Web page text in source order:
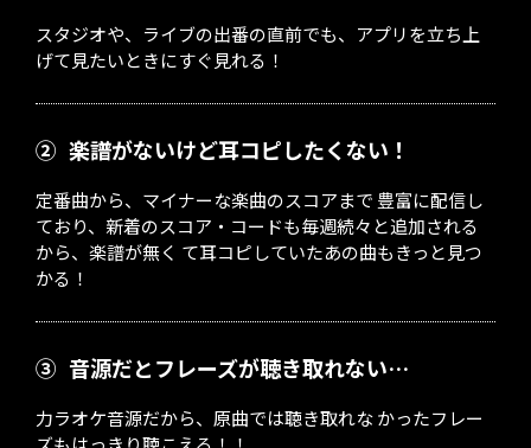
スタジオや、ライブの出番の直前でも、アプリを立ち上
げて見たいときにすぐ見れる！
② 楽譜がないけど耳コピしたくない！
定番曲から、マイナーな楽曲のスコアまで 豊富に配信し
ており、新着のスコア・コードも毎週続々と追加される
から、楽譜が無く て耳コピしていたあの曲もきっと見つ
かる！
③ 音源だとフレーズが聴き取れない…
力ラオケ音源だから、原曲では聴き取れな かったフレー